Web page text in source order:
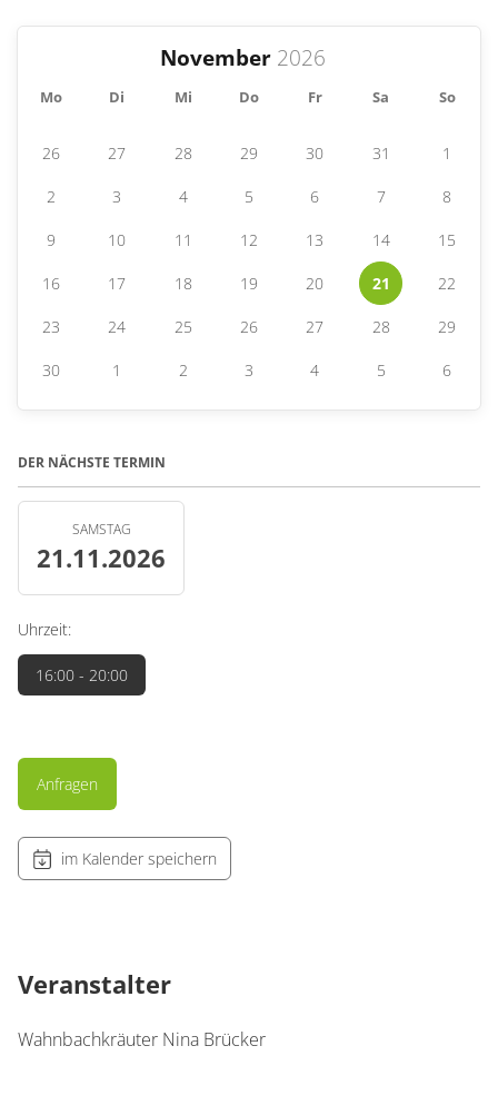
November
Mo Di Mi Do Fr Sa So
26 27 28 29 30 31 1
2 3 4 5 6 7 8
9 10 11 12 13 14 15
16 17 18 19 20 21 22
23 24 25 26 27 28 29
30 1 2 3 4 5 6
DER NÄCHSTE TERMIN
SAMSTAG
21.11.2026
Uhrzeit:
16:00 - 20:00
Anfragen
im Kalender speichern
Veranstalter
Wahnbachkräuter Nina Brücker